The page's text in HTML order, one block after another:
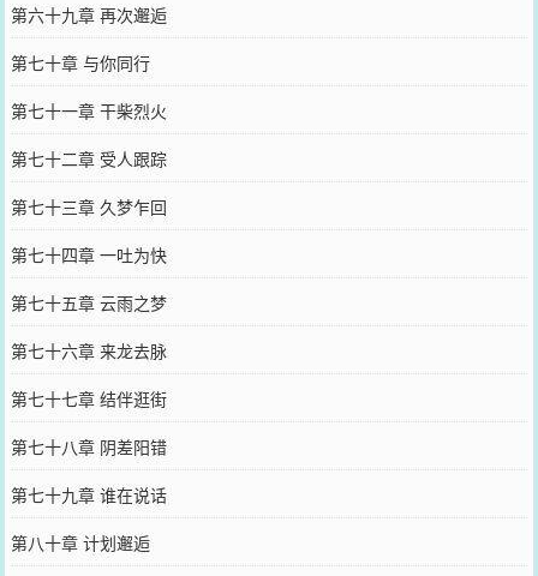
第六十九章 再次邂逅
第七十章 与你同行
第七十一章 干柴烈火
第七十二章 受人跟踪
第七十三章 久梦乍回
第七十四章 一吐为快
第七十五章 云雨之梦
第七十六章 来龙去脉
第七十七章 结伴逛街
第七十八章 阴差阳错
第七十九章 谁在说话
第八十章 计划邂逅